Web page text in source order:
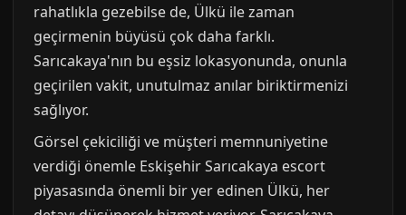
rahatlıkla gezebilse de, Ülkü ile zaman
geçirmenin büyüsü çok daha farklı.
Sarıcakaya'nın bu eşsiz lokasyonunda, onunla
geçirilen vakit, unutulmaz anılar biriktirmenizi
sağlıyor.
Görsel çekiciliği ve müşteri memnuniyetine
verdiği önemle Eskişehir Sarıcakaya escort
piyasasında önemli bir yer edinen Ülkü, her